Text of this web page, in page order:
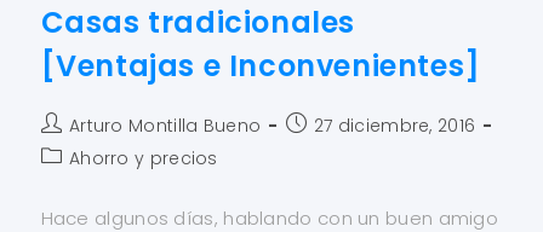
Casas tradicionales
[Ventajas e Inconvenientes]
Arturo Montilla Bueno
27 diciembre, 2016
Ahorro y precios
Hace algunos días, hablando con un buen amigo